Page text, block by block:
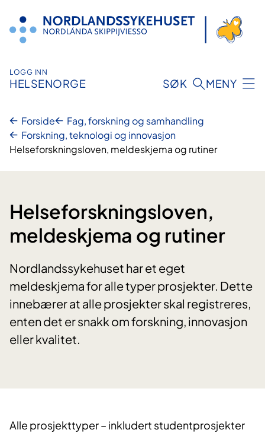
innhold
LOGG INN
HELSENORGE SØK MENY
Forside
Fag, forskning og samhandling
Forskning, teknologi og innovasjon
Helseforskningsloven, meldeskjema og rutiner
Helseforskningsloven,
meldeskjema og rutiner
Nordlandssykehuset har et eget
meldeskjema for alle typer prosjekter. Dette
innebærer at alle prosjekter skal registreres,
enten det er snakk om forskning, innovasjon
eller kvalitet.
Alle prosjekttyper – inkludert studentprosjekter